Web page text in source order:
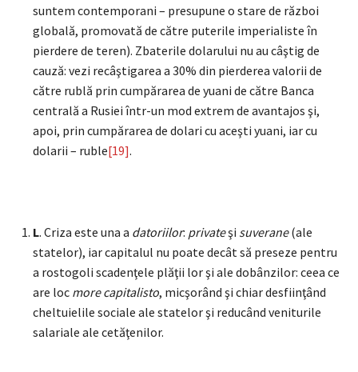
suntem contemporani – presupune o stare de război
globală, promovată de către puterile imperialiste în
pierdere de teren). Zbaterile dolarului nu au câştig de
cauză: vezi recâştigarea a 30% din pierderea valorii de
către rublă prin cumpărarea de yuani de către Banca
centrală a Rusiei într-un mod extrem de avantajos şi,
apoi, prin cumpărarea de dolari cu aceşti yuani, iar cu
dolarii – ruble[19].
L. Criza este una a datoriilor: privateşi suverane(ale
statelor), iar capitalul nu poate decât să preseze pentru
a rostogoli scadenţele plăţii lor şi ale dobânzilor: ceea ce
are loc more capitalisto, micşorând şi chiar desfiinţând
cheltuielile sociale ale statelor şi reducând veniturile
salariale ale cetăţenilor.